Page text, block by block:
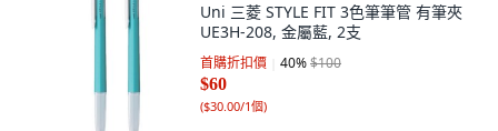
Uni 三菱 STYLE FIT 3色筆筆管 有筆夾
UE3H-208, 金屬藍, 2支
首購折扣價 40%$100
$60
($30.00/1個)